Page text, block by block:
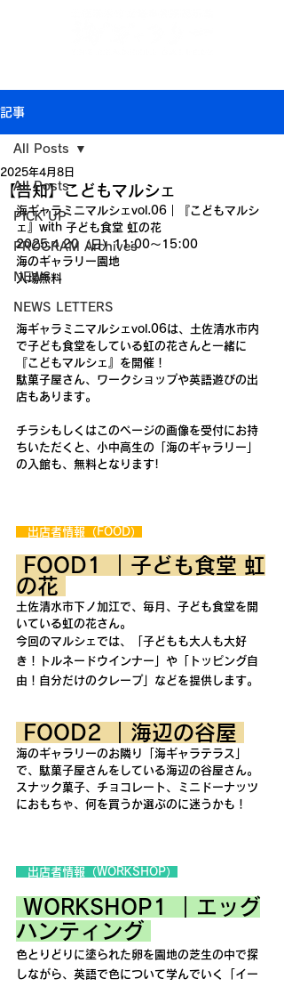
記事
All Posts
PICK UP
PROGRAM Archives
NEWS
NEWS LETTERS
All Posts
【告知】こどもマルシェ
2025年4月8日
海ギャラミニマルシェvol.06｜『こどもマルシ
ェ』with 子ども食堂 虹の花
2025.4.20（日）11:00～15:00
海のギャラリー園地
入場無料
海ギャラミニマルシェvol.06は、土佐清水市内
で子ども食堂をしている虹の花さんと一緒に
『こどもマルシェ』を開催！
駄菓子屋さん、ワークショップや英語遊びの出
店もあります。
チラシもしくはこのページの画像を受付にお持
ちいただくと、小中高生の「海のギャラリー」
の入館も、無料となります!
出店者情報（FOOD）
FOOD1
｜子ども食堂 虹
の花
土佐清水市下ノ加江で、毎月、子ども食堂を開
いている虹の花さん。
今回のマルシェでは、「子どもも大人も大好
き！トルネードウインナー」や「トッピング自
由！自分だけのクレープ」などを提供します。
FOOD2 ｜海辺の谷屋
海のギャラリーのお隣り「海ギャラテラス」
で、駄菓子屋さんをしている海辺の谷屋さん。
スナック菓子、チョコレート、ミニドーナッツ
におもちゃ、何を買うか選ぶのに迷うかも！
出店者情報（WORKSHOP）
ハンティング
色とりどりに塗られた卵を園地の芝生の中で探
しながら、英語で色について学んでいく「イー